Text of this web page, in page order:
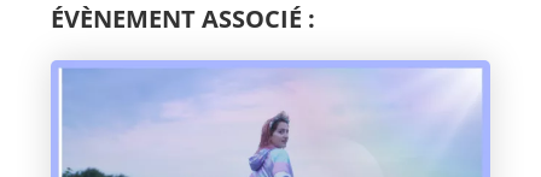
ÉVÈNEMENT ASSOCIÉ :